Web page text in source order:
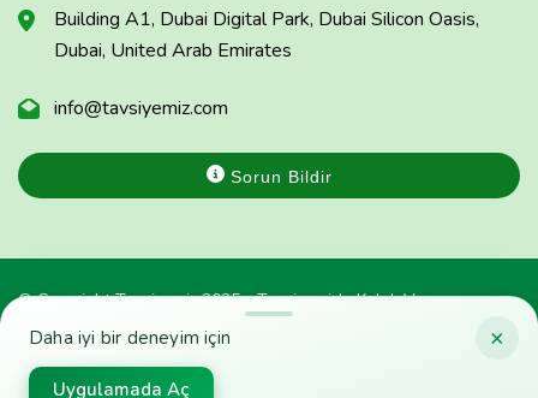
×
Daha iyi bir deneyim için
Uygulamada Aç
Building A1, Dubai Digital Park, Dubai Silicon Oasis,
Dubai, United Arab Emirates
info@tavsiyemiz.com
Sorun Bildir
© Copyright Tavsiyemiz 2025 - Tavsiyemiz'e Kulak Ver